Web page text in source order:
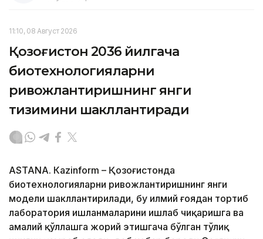
11:10, 08 Август 2026
Қозоғистон 2036 йилгача
биотехнологияларни
ривожлантиришнинг янги
тизимини шакллантиради
ASTANА. Кazinform – Қозоғистонда
биотехнологияларни ривожлантиришнинг янги
модели шакллантирилади, бу илмий ғоядан тортиб
лаборатория ишланмаларини ишлаб чиқаришга ва
амалий қўллашга жорий этишгача бўлган тўлиқ